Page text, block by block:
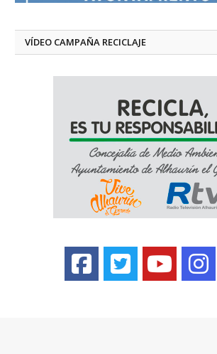
VÍDEO CAMPAÑA RECICLAJE